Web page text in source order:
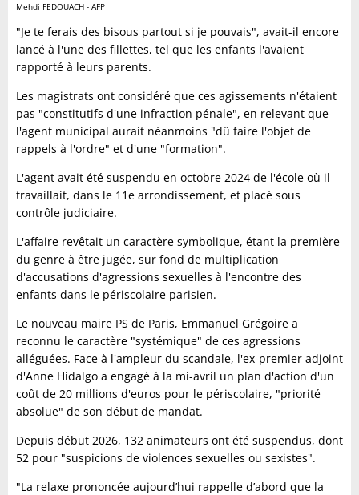
Mehdi FEDOUACH - AFP
"Je te ferais des bisous partout si je pouvais", avait-il encore
lancé à l'une des fillettes, tel que les enfants l'avaient
rapporté à leurs parents.
Les magistrats ont considéré que ces agissements n'étaient
pas "constitutifs d'une infraction pénale", en relevant que
l'agent municipal aurait néanmoins "dû faire l'objet de
rappels à l'ordre" et d'une "formation".
L'agent avait été suspendu en octobre 2024 de l'école où il
travaillait, dans le 11e arrondissement, et placé sous
contrôle judiciaire.
L'affaire revêtait un caractère symbolique, étant la première
du genre à être jugée, sur fond de multiplication
d'accusations d'agressions sexuelles à l'encontre des
enfants dans le périscolaire parisien.
Le nouveau maire PS de Paris, Emmanuel Grégoire a
reconnu le caractère "systémique" de ces agressions
alléguées. Face à l'ampleur du scandale, l'ex-premier adjoint
d'Anne Hidalgo a engagé à la mi-avril un plan d'action d'un
coût de 20 millions d'euros pour le périscolaire, "priorité
absolue" de son début de mandat.
Depuis début 2026, 132 animateurs ont été suspendus, dont
52 pour "suspicions de violences sexuelles ou sexistes".
"La relaxe prononcée aujourd’hui rappelle d’abord que la